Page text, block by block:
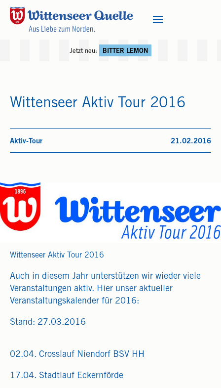
Jetzt neu: BITTER LEMON
Wittenseer Aktiv Tour 2016
Aktiv-Tour 21.02.2016
Wittenseer Aktiv Tour 2016
Auch in diesem Jahr unterstützen wir wieder viele
Veranstaltungen aktiv. Hier unser aktueller
Veranstaltungskalender für 2016:
Stand: 27.03.2016
02.04. Crosslauf Niendorf BSV HH
17.04. Stadtlauf Eckernförde